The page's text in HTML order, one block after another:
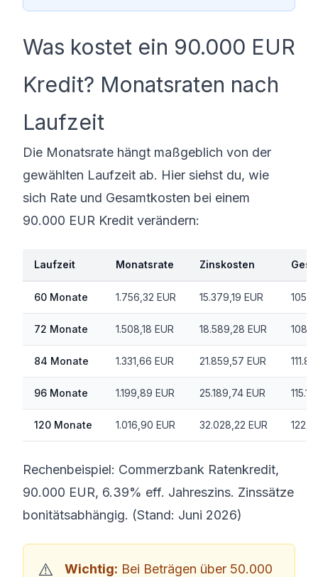
Was kostet ein 90.000 EUR
Kredit? Monatsraten nach
Laufzeit
Die Monatsrate hängt maßgeblich von der
gewählten Laufzeit ab. Hier siehst du, wie
sich Rate und Gesamtkosten bei einem
90.000 EUR Kredit verändern:
Laufzeit Monatsrate Zinskosten
60 Monate 1.756,32 EUR 15.379,19 EUR
72 Monate 1.508,18 EUR 18.589,28 EUR
84 Monate 1.331,66 EUR 21.859,57 EUR
96 Monate 1.199,89 EUR 25.189,74 EUR
120 Monate 1.016,90 EUR 32.028,22 EUR
Rechenbeispiel: Commerzbank Ratenkredit,
90.000 EUR, 6.39% eff. Jahreszins. Zinssätze
bonitätsabhängig. (Stand: Juni 2026)
Wichtig: Bei Beträgen über 50.000